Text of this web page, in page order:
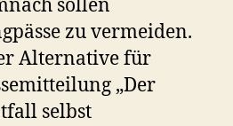
sollen
zu vermeiden.
Alternative für
„Der
selbst